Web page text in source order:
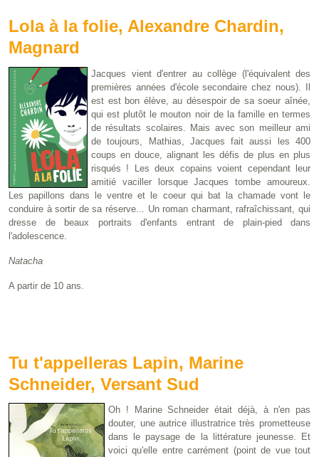
Lola à la folie, Alexandre Chardin,
Magnard
Jacques vient d'entrer au collège (l'équivalent des
premières années d'école secondaire chez nous). Il
est est bon élève, au désespoir de sa soeur aînée,
qui est plutôt le mouton noir de la famille en termes
de résultats scolaires. Mais avec son meilleur ami
de toujours, Mathias, Jacques fait aussi les 400
coups en douce, alignant les défis de plus en plus
risqués ! Les deux copains voient cependant leur
amitié vaciller lorsque Jacques tombe amoureux.
Les papillons dans le ventre et le coeur qui bat la chamade vont le
conduire à sortir de sa réserve... Un roman charmant, rafraîchissant, qui
dresse de beaux portraits d'enfants entrant de plain-pied dans
l'adolescence.
Natacha
A partir de 10 ans.
Tu t'appelleras Lapin, Marine
Schneider, Versant Sud
Oh ! Marine Schneider était déjà, à n'en pas
douter, une autrice illustratrice très prometteuse
dans le paysage de la littérature jeunesse. Et
voici qu'elle entre carrément (point de vue tout